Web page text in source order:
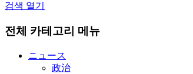
검색 열기
전체 카테고리 메뉴
ニュース
政治